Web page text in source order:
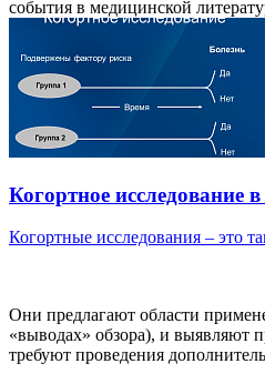
события в медицинской
Когортное исследование
Когортные исследования – это
Они предлагают области
«выводах» обзора), и выявляют
требуют проведения